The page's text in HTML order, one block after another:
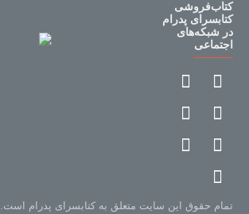
کتاب‌فروشی
کتابسرای پدرام
در شبکه‌های
اجتماعی
تمام حقوق این سایت متعلق به کتابسرای پدرام است. 2026-2002